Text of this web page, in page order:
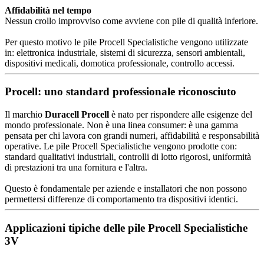
Affidabilità nel tempo
Nessun crollo improvviso come avviene con pile di qualità inferiore.
Per questo motivo le pile Procell Specialistiche vengono utilizzate
in: elettronica industriale, sistemi di sicurezza, sensori ambientali,
dispositivi medicali, domotica professionale, controllo accessi.
Procell: uno standard professionale riconosciuto
Il marchio Duracell Procell è nato per rispondere alle esigenze del
mondo professionale. Non è una linea consumer: è una gamma
pensata per chi lavora con grandi numeri, affidabilità e responsabilità
operative. Le pile Procell Specialistiche vengono prodotte con:
standard qualitativi industriali, controlli di lotto rigorosi, uniformità
di prestazioni tra una fornitura e l'altra.
Questo è fondamentale per aziende e installatori che non possono
permettersi differenze di comportamento tra dispositivi identici.
Applicazioni tipiche delle pile Procell Specialistiche
3V